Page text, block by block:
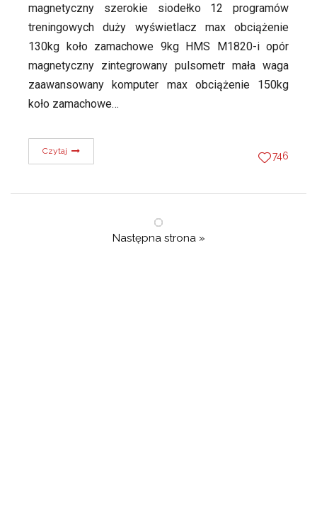
magnetyczny szerokie siodełko 12 programów
treningowych duży wyświetlacz max obciążenie
130kg koło zamachowe 9kg HMS M1820-i opór
magnetyczny zintegrowany pulsometr mała waga
zaawansowany komputer max obciążenie 150kg
koło zamachowe…
Czytaj 746
Następna strona »